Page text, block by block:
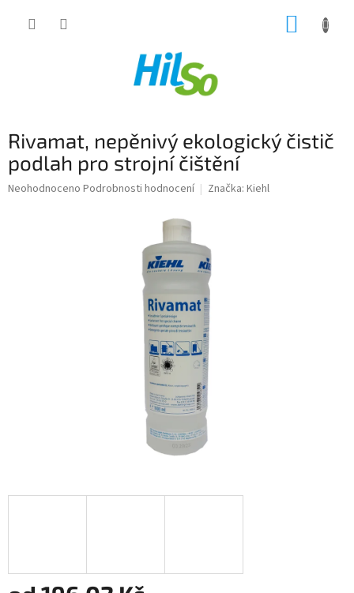
Rivamat, nepěnivý ekologický čistič
podlah pro strojní čištění
Průměrné
Neohodnoceno Podrobnosti hodnocení Značka: Kiehl